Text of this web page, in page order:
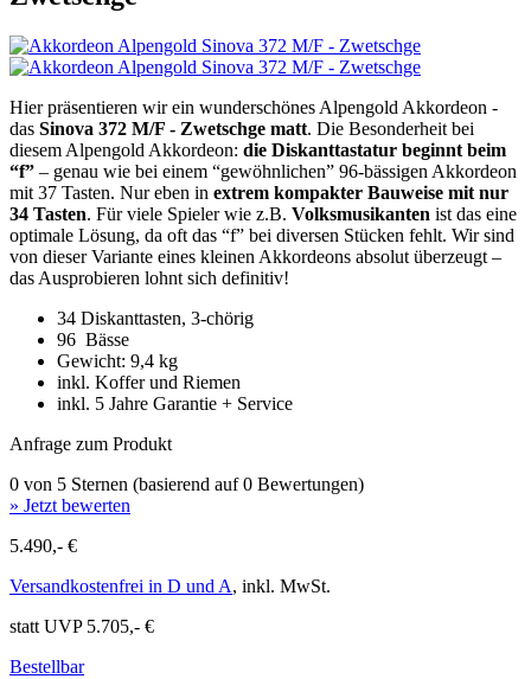
Hier präsentieren wir ein wunderschönes Alpengold Akkordeon -
das Sinova 372 M/F - Zwetschge matt. Die Besonderheit bei
diesem Alpengold Akkordeon: die Diskanttastatur beginnt beim
“f” – genau wie bei einem “gewöhnlichen” 96-bässigen Akkordeon
mit 37 Tasten. Nur eben in extrem kompakter Bauweise mit nur
34 Tasten. Für viele Spieler wie z.B. Volksmusikanten ist das eine
optimale Lösung, da oft das “f” bei diversen Stücken fehlt. Wir sind
von dieser Variante eines kleinen Akkordeons absolut überzeugt –
das Ausprobieren lohnt sich definitiv!
34 Diskanttasten, 3-chörig
96 Bässe
Gewicht: 9,4 kg
inkl. Koffer und Riemen
inkl. 5 Jahre Garantie + Service
Anfrage zum Produkt
0 von 5 Sternen (basierend auf 0 Bewertungen)
» Jetzt bewerten
5.490,- €
Versandkostenfrei in D und A, inkl. MwSt.
statt UVP 5.705,- €
Bestellbar